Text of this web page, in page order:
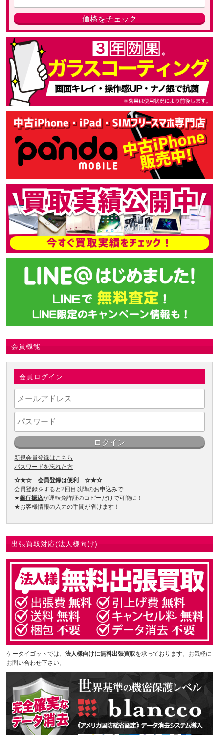
会員機能
会員ログイン
新規会員登録はこちら
パスワードを忘れた方
☆★☆ 会員登録は便利 ☆★☆
会員登録をすると2回目以降のお申込みで…
★銀行振込が運転免許証のコピーだけで可能に！
★お客様情報の入力の手間が省けます！
出張買取対応(法人様向け)
ケータイゴットでは、法人様向けに無料出張買取を承っております。お気軽に
お問い合わせ下さい。